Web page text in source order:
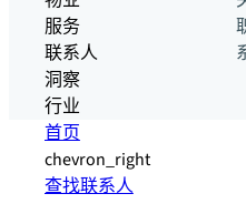
服务
联系人
洞察
行业
首页
chevron_right
查找联系人